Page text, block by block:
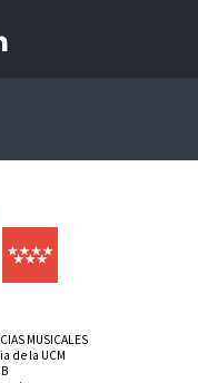
MUSICALES
de la UCM